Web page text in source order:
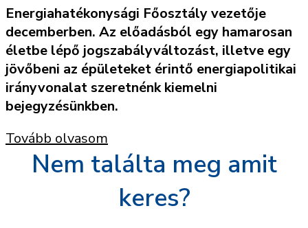
Energiahatékonysági Főosztály vezetője
decemberben. Az előadásból egy hamarosan
életbe lépő jogszabályváltozást, illetve egy
jövőbeni az épületeket érintő energiapolitikai
irányvonalat szeretnénk kiemelni
bejegyzésünkben.
Tovább olvasom
Nem találta meg amit
keres?